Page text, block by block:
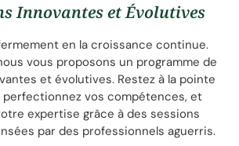
Innovantes et Évolutives
en la croissance continue.
vous proposons un programme de
et évolutives. Restez à la pointe
perfectionnez vos compétences, et
expertise grâce à des sessions
par des professionnels aguerris.